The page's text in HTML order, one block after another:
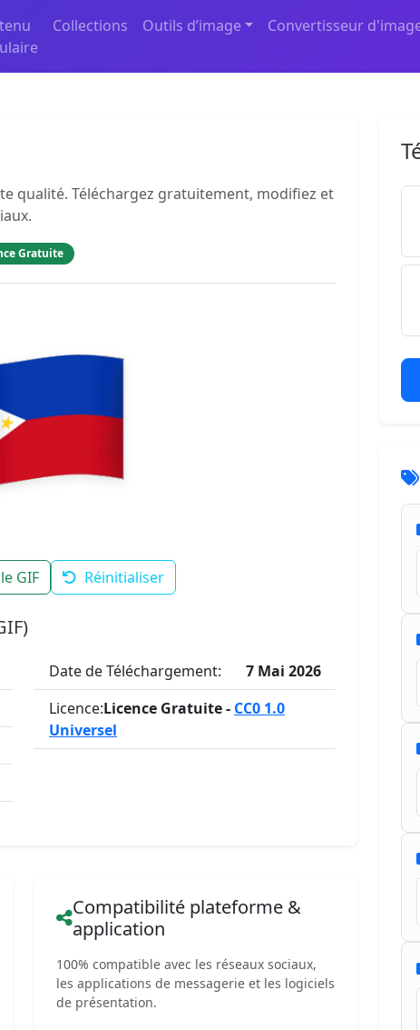
Collections Outils d’image Convertisseur
qualité. Téléchargez gratuitement, modifiez et
Gratuite
GIF Réinitialiser
Date de Téléchargement:
7 Mai 2026
Licence:Licence Gratuite - CC0 1.0
Universel
Compatibilité plateforme &
application
100% compatible avec les réseaux sociaux,
les applications de messagerie et les logiciels
de présentation.